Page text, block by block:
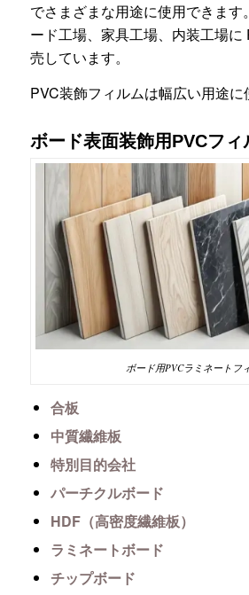
でさまざまな用途に使用できます
ード工場、家具工場、内装工場に
売しています。
PVC装飾フィルムは幅広い用途に
ボード表面装飾用PVCフィ
ボード用PVCラミネートフ
合板
中質繊維板
特別目的会社
パーチクルボード
HDF（高密度繊維板）
ラミネートボード
チップボード